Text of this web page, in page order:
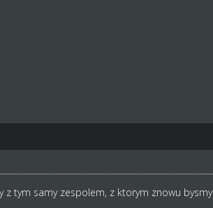
tym samy zespolem, z ktorym znowu bysmy